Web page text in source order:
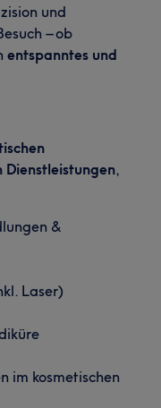
und
– ob
entspanntes und
Dienstleistungen,
&
Laser)
im kosmetischen